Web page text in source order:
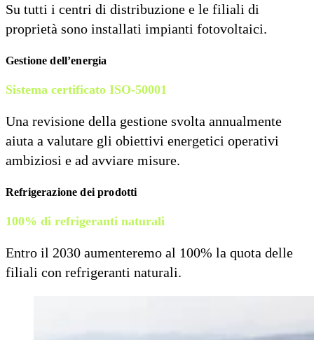
Su tutti i centri di distribuzione e le filiali di
proprietà sono installati impianti fotovoltaici.
Gestione dell’energia
Sistema certificato ISO-50001
Una revisione della gestione svolta annualmente
aiuta a valutare gli obiettivi energetici operativi
ambiziosi e ad avviare misure.
Refrigerazione dei prodotti
100% di refrigeranti naturali
Entro il 2030 aumenteremo al 100% la quota delle
filiali con refrigeranti naturali.